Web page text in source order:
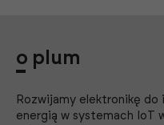
o plum
Rozwijamy elektronikę
energią w systemach IoT